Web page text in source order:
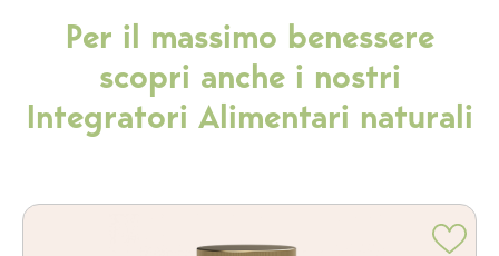
Per il massimo benessere
scopri anche i nostri
Integratori Alimentari naturali